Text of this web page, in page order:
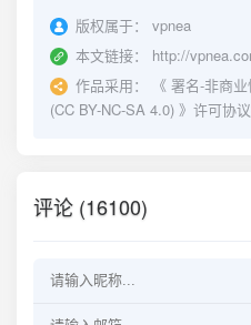
版权属于：
vpnea
本文链接：
http://
作品采用：
《 署名-非商
(CC BY-NC-SA 4.0) 》许可协
评论 (16100)